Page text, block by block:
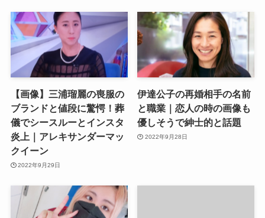
【画像】三浦瑠麗の喪服の
ブランドと値段に驚愕！葬
儀でシースルーとインスタ
炎上｜アレキサンダーマッ
クイーン
2022年9月29日
伊達公子の再婚相手の名前
と職業｜恋人の時の画像も
優しそうで紳士的と話題
2022年9月28日